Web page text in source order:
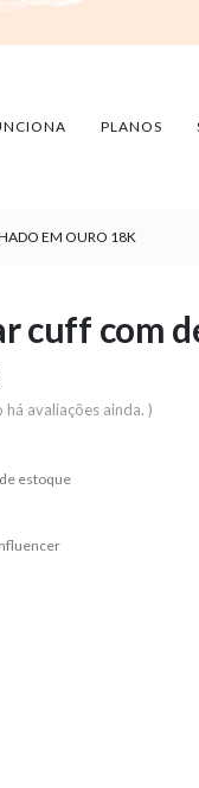
PLANOS
EM OURO 18K
cuff com
há avaliações ainda. )
estoque